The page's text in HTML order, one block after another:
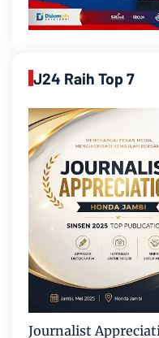
J24 Raih Top 7
Journalist